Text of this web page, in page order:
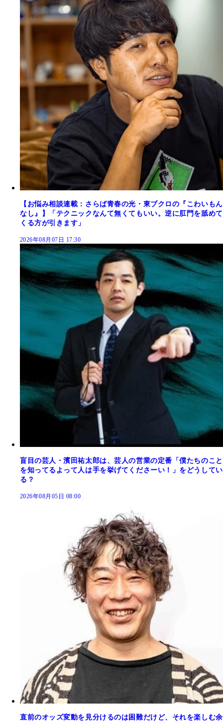
【お悩み相談連載：さらば青春の光・東ブクロの『こわいもん
なし』】「テクニックなんて無くてもいい。逆に肛門を舐めて
くる方が引きます」
2026年08月07日 17:30
盲目の芸人・濱田祐太郎は、芸人の営業の定番「僕たちのこと
を知ってるよって人は手を挙げてくださーい！」をどうしてい
る？
2026年08月05日 08:00
直前のオッズ変動を見分けるのは困難だけど、それを楽しむ余